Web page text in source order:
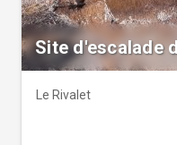
Site d'escalade
Le Rivalet